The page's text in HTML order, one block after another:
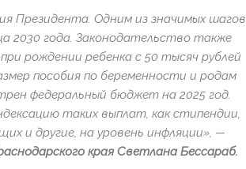
Президента. Одним из значимых шагов
2030 года. Законодательство также
рождении ребенка с 50 тысяч рублей
пособия по беременности и родам
федеральный бюджет на 2025 год.
таких выплат, как стипендии,
и другие, на уровень инфляции», —
края Светлана Бессараб.